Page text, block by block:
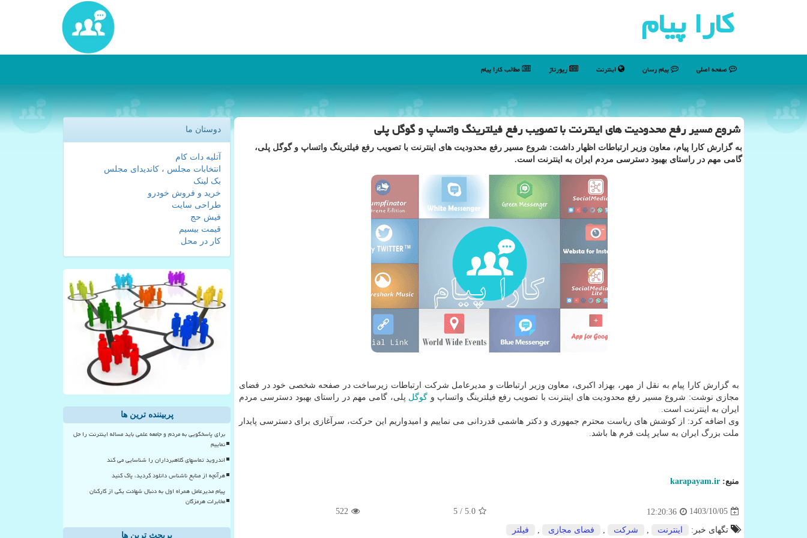
كارا پیام
صفحه اصلی پیام رسان اینترنت رپورتاژ مطالب كارا پیام
شروع مسیر رفع محدودیت های اینترنت با تصویب رفع فیلترینگ واتساپ و گوگل پلی
به گزارش کارا پیام، معاون وزیر ارتباطات اظهار داشت: شروع مسیر رفع محدودیت های اینترنت با تصویب رفع فیلترینگ واتساپ و گوگل پلی،
گامی مهم در راستای بهبود دسترسی مردم ایران به اینترنت است.
به گزارش کارا پیام به نقل از مهر، بهزاد اکبری، معاون وزیر ارتباطات و مدیرعامل شرکت ارتباطات زیرساخت در صفحه شخصی خود در فضای
مجازی نوشت: شروع مسیر رفع محدودیت های اینترنت با تصویب رفع فیلترینگ واتساپ و گوگل پلی، گامی مهم در راستای بهبود دسترسی مردم
ایران به اینترنت است.
وی اضافه کرد: از کوشش های ریاست محترم جمهوری و دکتر هاشمی قدردانی می نماییم و امیدواریم این حرکت، سرآغازی برای دسترسی پایدار
ملت بزرگ ایران به سایر پلت فرم ها باشد.
منبع: karapayam.ir
1403/10/05
12:20:36
5.0
/ 5
522
تگهای خبر: اینترنت شركت فضای مجازی فیلتر
دوستان ما
آتلیه دات کام
انتخابات مجلس ، کاندیدای مجلس
بک لینک
خرید و فروش خودرو
طراحی سایت
فیش حج
قیمت بیسیم
کار در محل
پربیننده ترین ها
برای پاسخگویی به مردم و جامعه علمی باید مساله اینترنت را حل
نماییم
اندروید تماسهای کلاهبرداران را شناسایی می کند
هرآنچه از منابع ناشناس دانلود کردید، پاک کنید
پیام مدیرعامل همراه اول به دنبال شهادت یکی از کارکنان
مخابرات هرمزگان
پربحث ترین ها